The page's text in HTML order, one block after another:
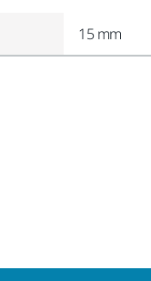
15 mm